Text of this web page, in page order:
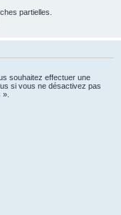
partielles.
souhaitez effectuer une
si vous ne désactivez pas